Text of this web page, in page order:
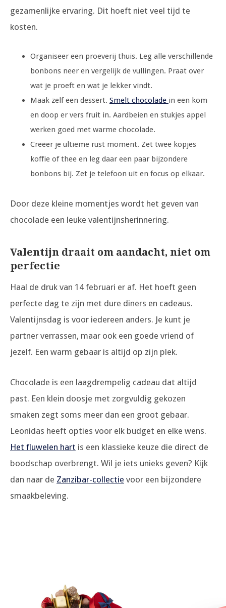
gezamenlijke ervaring. Dit hoeft niet veel tijd te
kosten.
Organiseer een proeverij thuis. Leg alle verschillende
bonbons neer en vergelijk de vullingen. Praat over
wat je proeft en wat je lekker vindt.
Maak zelf een dessert. Smelt chocolade in een kom
en doop er vers fruit in. Aardbeien en stukjes appel
werken goed met warme chocolade.
Creëer je ultieme rust moment. Zet twee kopjes
koffie of thee en leg daar een paar bijzondere
bonbons bij. Zet je telefoon uit en focus op elkaar.
Door deze kleine momentjes wordt het geven van
chocolade een leuke valentijnsherinnering.
Valentijn draait om aandacht, niet om
perfectie
Haal de druk van 14 februari er af. Het hoeft geen
perfecte dag te zijn met dure diners en cadeaus.
Valentijnsdag is voor iedereen anders. Je kunt je
partner verrassen, maar ook een goede vriend of
jezelf. Een warm gebaar is altijd op zijn plek.
Chocolade is een laagdrempelig cadeau dat altijd
past. Een klein doosje met zorgvuldig gekozen
smaken zegt soms meer dan een groot gebaar.
Leonidas heeft opties voor elk budget en elke wens.
Het fluwelen hart is een klassieke keuze die direct de
boodschap overbrengt. Wil je iets unieks geven? Kijk
dan naar de Zanzibar-collectie voor een bijzondere
smaakbeleving.